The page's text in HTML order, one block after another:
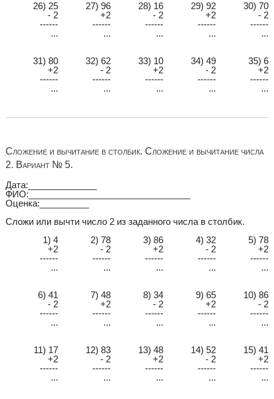
26) 25 27) 96 28) 16 29) 92
30) 70
- 2
+2 - 2 +2
- 2
------
------ ------ ------
------
...
... ... ... ...
31) 80 32) 62 33) 10 34) 49
35) 6
+2
- 2 +2 - 2
+2
------
------ ------ ------
------
...
... ... ... ...
Сложение и вычитание в столбик. Сложение и вычитание числа
2. Вариант № 5.
Дата:______________
ФИО:_________________________________
Оценка:__________
Сложи или вычти число 2 из заданного числа в столбик.
1) 4
2) 78 3) 86 4) 32
5) 78
+2
- 2 +2 - 2
+2
------
------ ------ ------
------
...
... ... ... ...
6) 41 7) 48 8) 34 9) 65
10) 86
- 2
+2 - 2 +2
- 2
------
------ ------ ------
------
...
... ... ... ...
11) 17 12) 83 13) 48 14) 52
15) 41
+2
- 2 +2 - 2
+2
------
------ ------ ------
------
...
... ... ... ...